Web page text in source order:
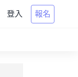
登入 報名